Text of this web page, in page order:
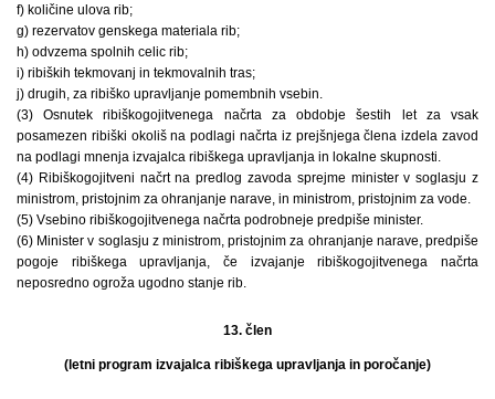
f) količine ulova rib;
g) rezervatov genskega materiala rib;
h) odvzema spolnih celic rib;
i) ribiških tekmovanj in tekmovalnih tras;
j) drugih, za ribiško upravljanje pomembnih vsebin.
(3) Osnutek ribiškogojitvenega načrta za obdobje šestih let za vsak
posamezen ribiški okoliš na podlagi načrta iz prejšnjega člena izdela zavod
na podlagi mnenja izvajalca ribiškega upravljanja in lokalne skupnosti.
(4) Ribiškogojitveni načrt na predlog zavoda sprejme minister v soglasju z
ministrom, pristojnim za ohranjanje narave, in ministrom, pristojnim za vode.
(5) Vsebino ribiškogojitvenega načrta podrobneje predpiše minister.
(6) Minister v soglasju z ministrom, pristojnim za ohranjanje narave, predpiše
pogoje ribiškega upravljanja, če izvajanje ribiškogojitvenega načrta
neposredno ogroža ugodno stanje rib.
13. člen
(letni program izvajalca ribiškega upravljanja in poročanje)